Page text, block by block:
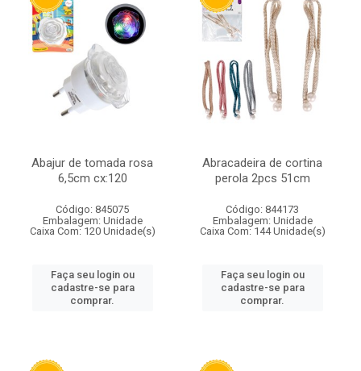
Abajur de tomada rosa
6,5cm cx:120
Código: 845075
Embalagem: Unidade
Caixa Com: 120 Unidade(s)
Faça seu login ou
cadastre-se para
comprar.
Abracadeira de cortina
perola 2pcs 51cm
Código: 844173
Embalagem: Unidade
Caixa Com: 144 Unidade(s)
Faça seu login ou
cadastre-se para
comprar.